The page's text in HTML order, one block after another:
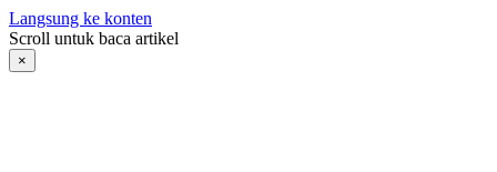
Langsung ke konten
Scroll untuk baca artikel
×